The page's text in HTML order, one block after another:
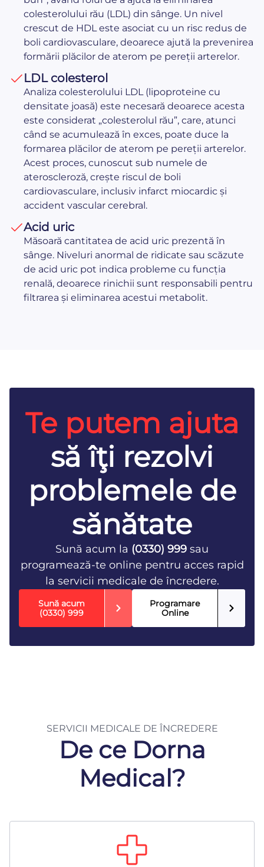
colesterolului rău (LDL) din sânge. Un nivel
crescut de HDL este asociat cu un risc redus de
boli cardiovasculare, deoarece ajută la prevenirea
formării plăcilor de aterom pe pereții arterelor.
LDL colesterol
Analiza colesterolului LDL (lipoproteine cu
densitate joasă) este necesară deoarece acesta
este considerat „colesterolul rău”, care, atunci
când se acumulează în exces, poate duce la
formarea plăcilor de aterom pe pereții arterelor.
Acest proces, cunoscut sub numele de
ateroscleroză, crește riscul de boli
cardiovasculare, inclusiv infarct miocardic și
accident vascular cerebral.
Acid uric
Măsoară cantitatea de acid uric prezentă în
sânge. Niveluri anormal de ridicate sau scăzute
de acid uric pot indica probleme cu funcția
renală, deoarece rinichii sunt responsabili pentru
filtrarea și eliminarea acestui metabolit.
Te putem ajuta
să îţi rezolvi
problemele de
sănătate
Sună acum la (0330) 999 sau
programează-te online pentru acces rapid
la servicii medicale de încredere.
Sună acum
(0330) 999
Programare
Online
SERVICII MEDICALE DE ÎNCREDERE
De ce Dorna
Medical?